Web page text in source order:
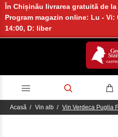
În Chișinău livrarea gratuită de
Program magazin online: Lu - Vi:
14:00, D: liber
Acasă Vin alb Vin Verdeca Puglia